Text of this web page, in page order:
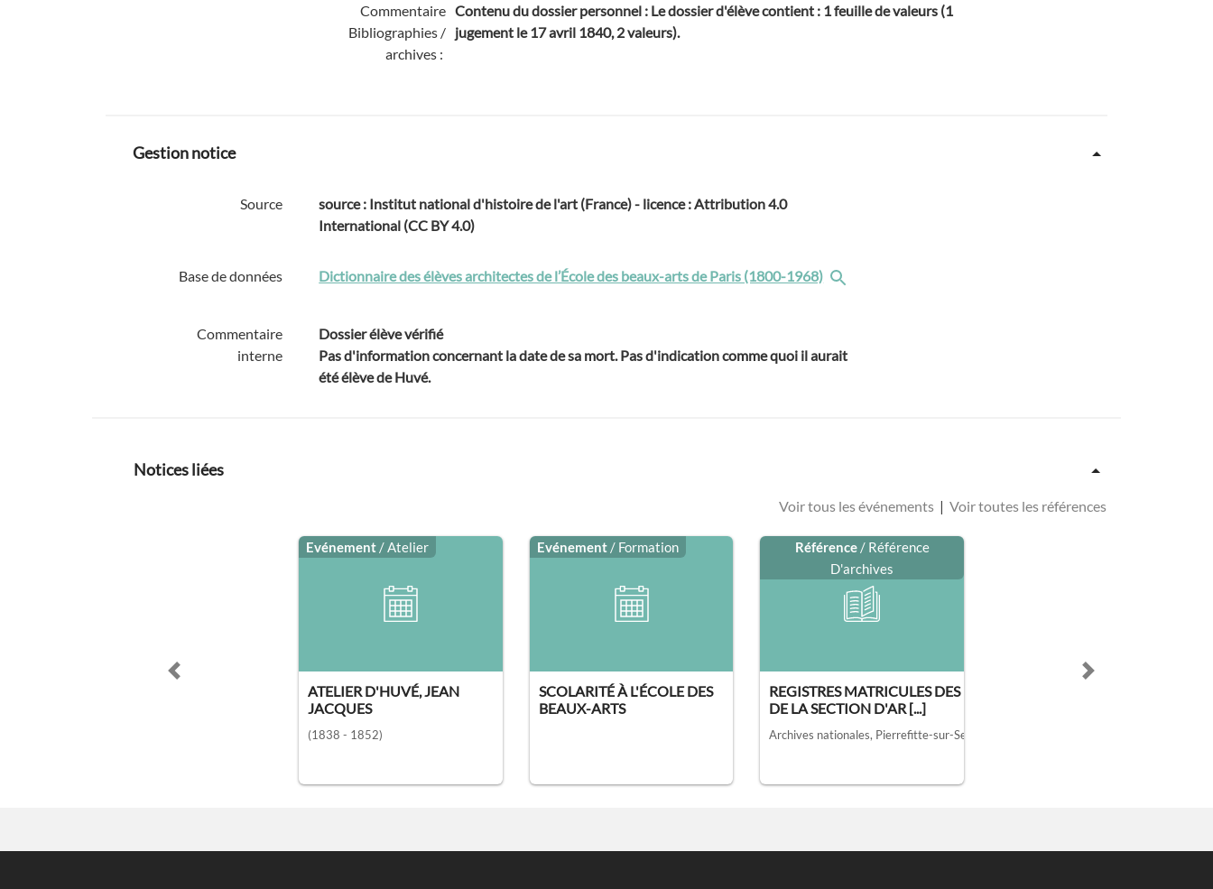
Commentaire
Bibliographies /
archives :
Contenu du dossier personnel : Le dossier d'élève contient : 1 feuille de valeurs (1
jugement le 17 avril 1840, 2 valeurs).
Gestion notice
Source
source : Institut national d'histoire de l'art (France) - licence : Attribution 4.0
International (CC BY 4.0)
Base de données Dictionnaire des élèves architectes de l’École des beaux-arts de Paris (1800-1968)
Commentaire
interne
Dossier élève vérifié
Pas d'information concernant la date de sa mort. Pas d'indication comme quoi il aurait
été élève de Huvé.
Notices liées
Voir tous les événements | Voir toutes les références
Evénement / Atelier
ATELIER D'HUVÉ, JEAN
JACQUES
(1838 - 1852)
Evénement / Formation
SCOLARITÉ À L'ÉCOLE DES
BEAUX-ARTS
Référence / Référence
D'archives
REGISTRES MATRICULES DES ÉLÈVES
DE LA SECTION D'AR [...]
Archives nationales, Pierrefitte-sur-Seine
Previous slide Next slide